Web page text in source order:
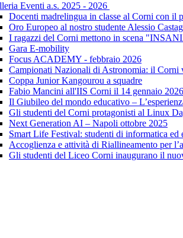
Eventi a.s. 2025 - 2026
Docenti madrelingua in classe al Corni con
Oro Europeo al nostro studente Alessio
I ragazzi del Corni mettono in scena
Gara E-mobility
Focus ACADEMY - febbraio 2026
Campionati Nazionali di Astronomia: il Corni
Coppa Junior Kangourou a squadre
Fabio Mancini all'IIS Corni il 14 gennaio 2026
Il Giubileo del mondo educativo –
Gli studenti del Corni protagonisti al Linux
Next Generation AI – Napoli ottobre 2025
Smart Life Festival: studenti di informatica
Accoglienza e attività di Riallineamento per
Gli studenti del Liceo Corni inaugurano il